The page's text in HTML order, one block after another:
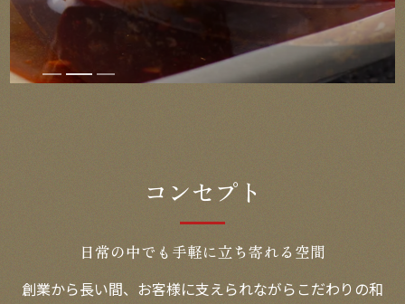
日常の中でも手軽に立ち寄れる空間
コンセプト
創業から長い間、お客様に支えられながらこだわりの和